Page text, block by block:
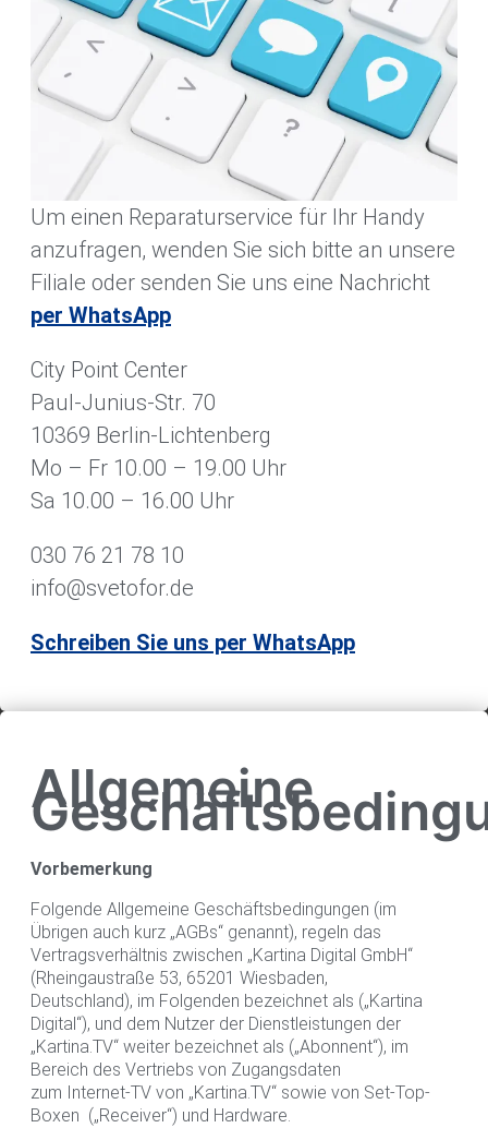
Um einen Reparaturservice für Ihr Handy
anzufragen, wenden Sie sich bitte an unsere
Filiale oder senden Sie uns eine Nachricht
per WhatsApp
City Point Center
Paul-Junius-Str. 70
10369 Berlin-Lichtenberg
Mo – Fr 10.00 – 19.00 Uhr
Sa 10.00 – 16.00 Uhr
030 76 21 78 10
info@svetofor.de
Schreiben Sie uns per WhatsApp
Allgemeine
Vorbemerkung
Folgende Allgemeine Geschäftsbedingungen (im
Übrigen auch kurz „AGBs“ genannt), regeln das
Vertragsverhältnis zwischen „Kartina Digital GmbH“
(Rheingaustraße 53, 65201 Wiesbaden,
Deutschland), im Folgenden bezeichnet als („Kartina
Digital“), und dem Nutzer der Dienstleistungen der
„Kartina.TV“ weiter bezeichnet als („Abonnent“), im
Bereich des Vertriebs von Zugangsdaten
zum Internet-TV von „Kartina.TV“ sowie von Set-Top-
Boxen („Receiver“) und Hardware.